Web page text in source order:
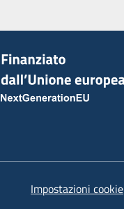
Impostazioni cookie